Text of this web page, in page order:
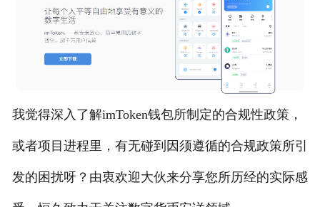
我觉得深入了解imToken钱包所制定的合规性政策，
或者项目进程里，有无碰到因须遵循的合规政策所引
发的困扰呀？由衷欢迎大伙来分享您所历经的实际感